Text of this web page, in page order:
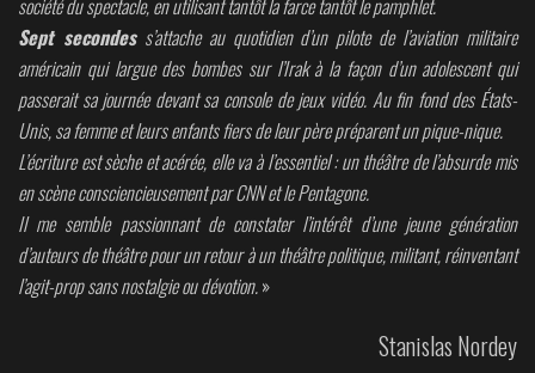
Sept secondess’attache au quotidien d’un pilote de l’aviation militaire
américain qui largue des bombes sur l’Irak à la façon d’un adolescent qui
passerait sa journée devant sa console de jeux vidéo. Au fin fond des États-
Unis, sa femme et leurs enfants fiers de leur père préparent un pique-nique.
L’écriture est sèche et acérée, elle va à l’essentiel : un théâtre de l’absurde mis
en scène consciencieusement par CNN et le Pentagone.
Il me semble passionnant de constater l’intérêt d’une jeune génération
d’auteurs de théâtre pour un retour à un théâtre politique, militant, réinventant
l’agit-prop sans nostalgie ou dévotion.»
Stanislas Nordey